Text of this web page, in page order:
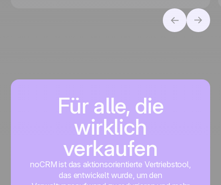
Für alle, die
wirklich
verkaufen
noCRM ist das aktionsorientierte Vertriebstool,
das entwickelt wurde, um den